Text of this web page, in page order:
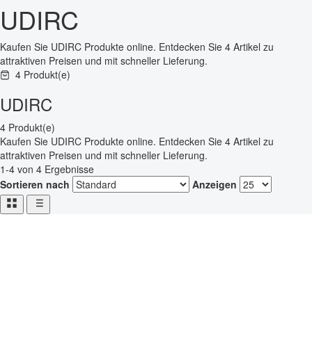
UDIRC
Kaufen Sie UDIRC Produkte online. Entdecken Sie 4 Artikel zu
attraktiven Preisen und mit schneller Lieferung.
4 Produkt(e)
UDIRC
4 Produkt(e)
Kaufen Sie UDIRC Produkte online. Entdecken Sie 4 Artikel zu
attraktiven Preisen und mit schneller Lieferung.
1-4 von 4 Ergebnisse
Sortieren nach
Anzeigen